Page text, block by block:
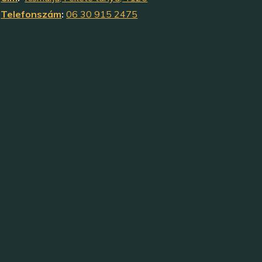
Telefonszám:06 30 915 2475